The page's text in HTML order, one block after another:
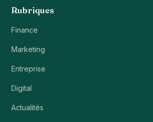
Rubriques
Finance
Marketing
Entreprise
Digital
Actualités